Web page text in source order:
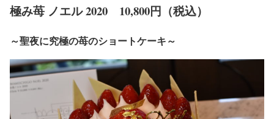
極み苺 ノエル 2020 10,800円（税込）
～聖夜に究極の苺のショートケーキ～